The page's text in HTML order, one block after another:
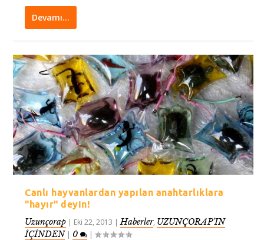
Devamı…
Canlı hayvanlardan yapılan anahtarlıklara
"hayır" deyin!
Uzunçorap | Eki 22, 2013 |Haberler, UZUNÇORAP’IN
İÇİNDEN| 0 |